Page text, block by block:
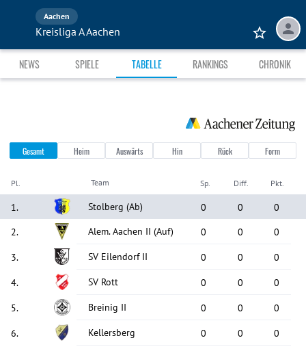
Aachen
Kreisliga A Aachen
NEWS SPIELE TABELLE RANKINGS CHRONIK
Gesamt Heim Auswärts Hin Rück Form
Pl. Team Sp. Diff. Pkt.
1. Stolberg (Ab) 0 0
0
2. Alem. Aachen II (Auf) 0 0 0
3. SV Eilendorf II 0 0 0
4. SV Rott 0 0 0
5. Breinig II 0 0 0
6. Kellersberg 0 0 0